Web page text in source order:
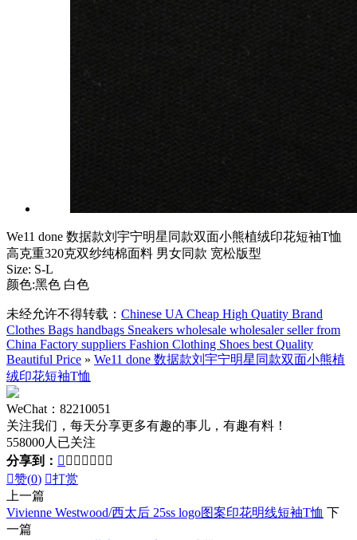
We11 done 数据款刘宇宁明星同款双面小熊植绒印花短袖T恤
高克重320克双纱纯棉面料 男女同款 宽松版型
Size: S-L
颜色:黑色 白色
未经允许不得转载： Chinese UA Cheap High Quatity Brand
Clothes Bags handbags Sneakers wholesale wholesaler seller from
China Factory suppliers Fashion Clothing Shoes best Quality
Beautiful Price » We11 done 数据款刘宇宁明星同款双面小熊植
绒印花短袖T恤
WeChat：82210051
关注我们，每天分享更多有趣的事儿，有趣有料！
558000人已关注
分享到：       
赞(0) 打赏
上一篇
Vivienne Westwood/西太后 25ss logo图案印花明线短袖T恤 下
一篇